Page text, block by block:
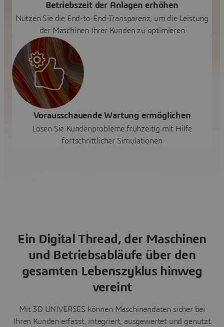
Betriebszeit der Anlagen erhöhen
Nutzen Sie die End-to-End-Transparenz, um die Leistung
der Maschinen Ihrer Kunden zu optimieren
Vorausschauende Wartung ermöglichen
Lösen Sie Kundenprobleme frühzeitig mit Hilfe
fortschrittlicher Simulationen
Ein Digital Thread, der Maschinen
und Betriebsabläufe über den
gesamten Lebenszyklus hinweg
vereint
Mit 3D UNIVERSES können Maschinendaten sicher bei
Ihren Kunden erfasst, integriert, ausgewertet und genutzt